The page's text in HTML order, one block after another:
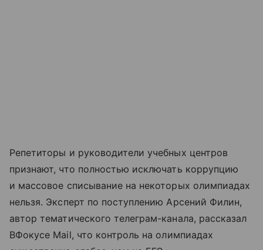
Репетиторы и руководители учебных центров
признают, что полностью исключать коррупцию
и массовое списывание на некоторых олимпиадах
нельзя. Эксперт по поступлению Арсений Филин,
автор тематического телеграм-канала, рассказал
ВФокусе Mail, что контроль на олимпиадах